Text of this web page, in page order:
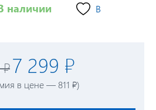
наличии
В
₽7 299 ₽
в цене — 811 ₽)